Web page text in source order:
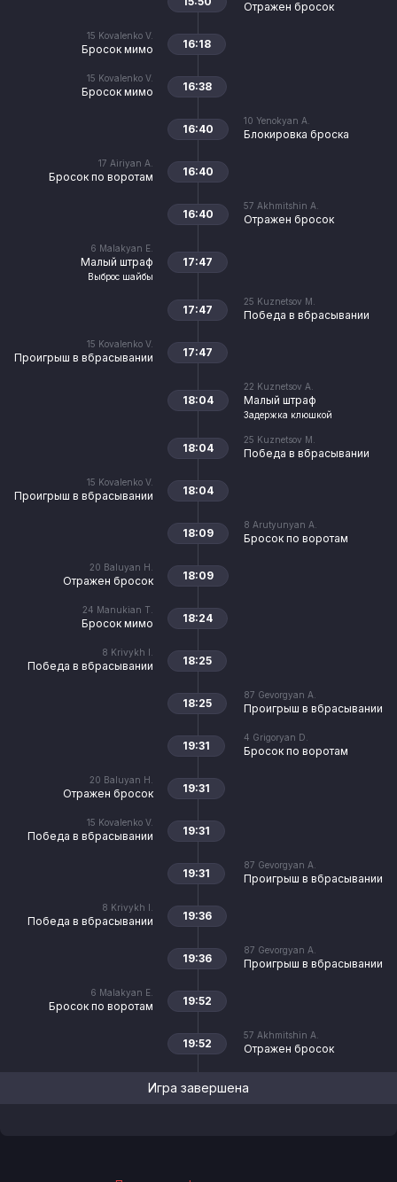
Отражен бросок
15 Kovalenko V.
Бросок мимо 16:18
15 Kovalenko V.
Бросок мимо 16:38
10 Yenokyan A.
Блокировка броска
16:40
17 Airiyan A.
Бросок по воротам 16:40
57 Akhmitshin A.
Отражен бросок
16:40
6 Malakyan E.
Малый штраф
Выброс шайбы
17:47
25 Kuznetsov M.
Победа в вбрасывании
17:47
15 Kovalenko V.
Проигрыш в вбрасывании 17:47
22 Kuznetsov A.
Малый штраф
Задержка клюшкой
18:04
25 Kuznetsov M.
Победа в вбрасывании
18:04
15 Kovalenko V.
Проигрыш в вбрасывании 18:04
8 Arutyunyan A.
Бросок по воротам
18:09
20 Baluyan H.
Отражен бросок 18:09
24 Manukian T.
Бросок мимо 18:24
8 Krivykh I.
Победа в вбрасывании 18:25
87 Gevorgyan A.
Проигрыш в вбрасывании
18:25
4 Grigoryan D.
Бросок по воротам
19:31
20 Baluyan H.
Отражен бросок 19:31
15 Kovalenko V.
Победа в вбрасывании 19:31
87 Gevorgyan A.
Проигрыш в вбрасывании
19:31
8 Krivykh I.
Победа в вбрасывании 19:36
87 Gevorgyan A.
Проигрыш в вбрасывании
19:36
6 Malakyan E.
Бросок по воротам 19:52
57 Akhmitshin A.
Отражен бросок
19:52
Игра завершена